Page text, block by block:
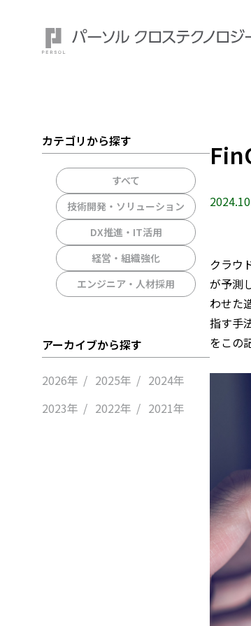
注目ワード：
カテゴリから探す
すべて
技術開発・ソリューション
DX推進・IT活用
経営・組織強化
エンジニア・人材採用
アーカイブから探す
2026年 2025年
2024年
2023年
2022年 2021年
クラウ
が予測
わせた
指す手
をこの